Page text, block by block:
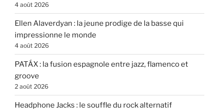
4 août 2026
Ellen Alaverdyan : la jeune prodige de la basse qui
impressionne le monde
4 août 2026
PATÁX : la fusion espagnole entre jazz, flamenco et
groove
2 août 2026
Headphone Jacks : le souffle du rock alternatif